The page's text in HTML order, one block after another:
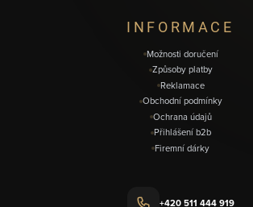
INFORMACE
Možnosti doručení
Způsoby platby
Reklamace
Obchodní podmínky
Ochrana údajů
Přihlášení b2b
Firemní dárky
+420 511 444 919